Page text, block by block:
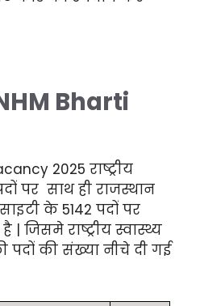
Bharti
2025 राष्ट्रीय
पर साथ ही राजस्थान
के 5142 पदों पर
जिसमे राष्ट्रीय स्वास्थ्य
पदों की संख्या नीचे दी गई